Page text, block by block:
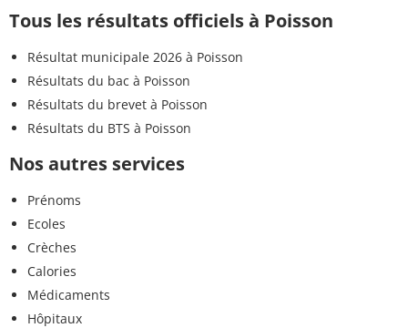
Tous les résultats officiels à Poisson
Résultat municipale 2026 à Poisson
Résultats du bac à Poisson
Résultats du brevet à Poisson
Résultats du BTS à Poisson
Nos autres services
Prénoms
Ecoles
Crèches
Calories
Médicaments
Hôpitaux